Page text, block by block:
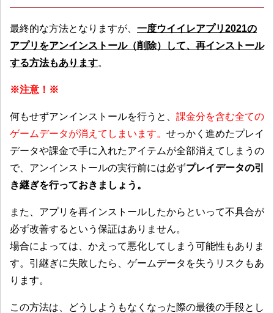
最終的な方法となりますが、 一度ウイイレアプリ2021の
アプリをアンインストール（削除）して、再インストール
する方法もあります。
※注意！※
何もせずアンインストールを行うと、 課金分を含む全ての
ゲームデータが消えてしまいます。 せっかく進めたプレイ
データや課金で手に入れたアイテムが全部消えてしまうの
で、アンインストールの実行前には必ずプレイデータの引
き継ぎを行っておきましょう。
また、アプリを再インストールしたからといって不具合が
必ず改善するという保証はありません。
場合によっては、かえって悪化してしまう可能性もありま
す。引継ぎに失敗したら、ゲームデータを失うリスクもあ
ります。
この方法は、どうしようもなくなった際の最後の手段とし